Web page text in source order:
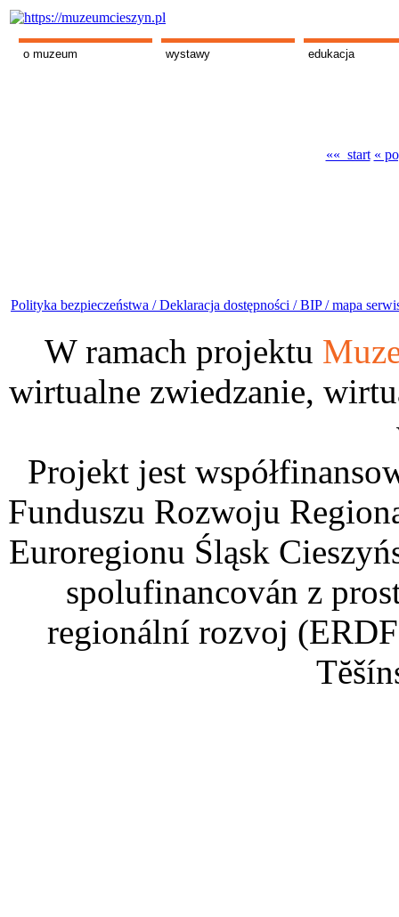
o muzeum wystawy edukacja
«« start «
Polityka bezpieczeństwa /Deklaracja dostępności /BIP /mapa
W ramach projektu
wirtualne zwiedzanie,
Projekt jest
Funduszu Rozwoju
Euroregionu Śląsk
spolufinancován z
regionální rozvoj